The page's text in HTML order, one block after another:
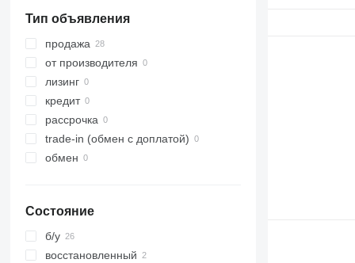
Тип объявления
продажа
от производителя
лизинг
кредит
рассрочка
trade-in (обмен с доплатой)
обмен
Состояние
б/у
восстановленный